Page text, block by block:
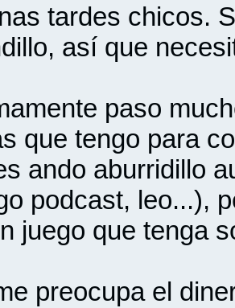
tardes chicos.
así que
paso
que tengo para
ando aburridillo
podcast, leo...),
juego que tenga
preocupa el